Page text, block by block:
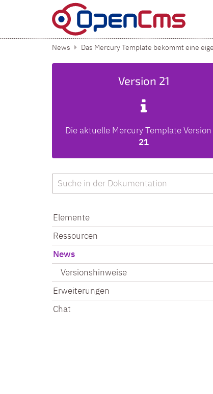
Zum Inhalt springen
News Das Mercury Template bekommt eine
Version 21
Die aktuelle Mercury Template
21
Suche
Elemente
Ressourcen
News
Versionshinweise
Erweiterungen
Chat